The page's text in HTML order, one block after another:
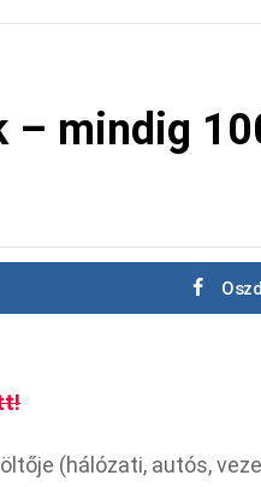
– mindig
(hálózati, autós,